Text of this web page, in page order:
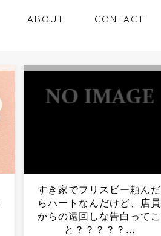
ABOUT CONTACT
ゼレンスキーさん、日本に
不満を表
明・・・・・・・・・...